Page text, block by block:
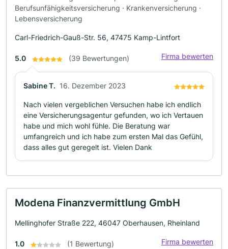
Berufsunfähigkeitsversicherung · Krankenversicherung ·
Lebensversicherung
Carl-Friedrich-Gauß-Str. 56, 47475 Kamp-Lintfort
5.0 (39 Bewertungen) Firma bewerten
Sabine T. 16. Dezember 2023
Nach vielen vergeblichen Versuchen habe ich endlich
eine Versicherungsagentur gefunden, wo ich Vertauen
habe und mich wohl fühle. Die Beratung war
umfangreich und ich habe zum ersten Mal das Gefühl,
dass alles gut geregelt ist. Vielen Dank
Modena Finanzvermittlung GmbH
Mellinghofer Straße 222, 46047 Oberhausen, Rheinland
1.0 (1 Bewertung) Firma bewerten